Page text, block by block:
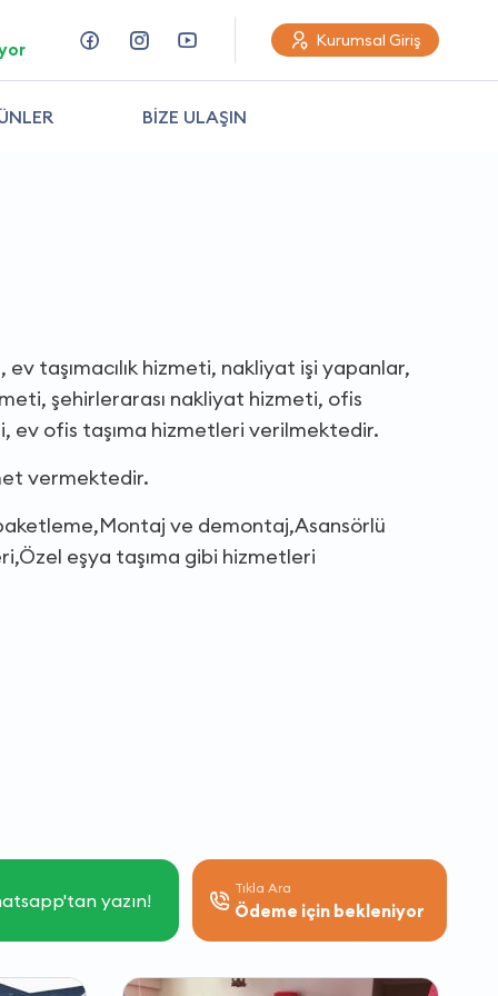
Kurumsal Giriş
BİZE ULAŞIN
taşımacılık hizmeti, nakliyat işi yapanlar,
şehirlerarası nakliyat hizmeti, ofis
ev ofis taşıma hizmetleri verilmektedir.
vermektedir.
ve demontaj,Asansörlü
eşya taşıma gibi hizmetleri
yazın!
Tıkla Ara
Ödeme için bekleniyor